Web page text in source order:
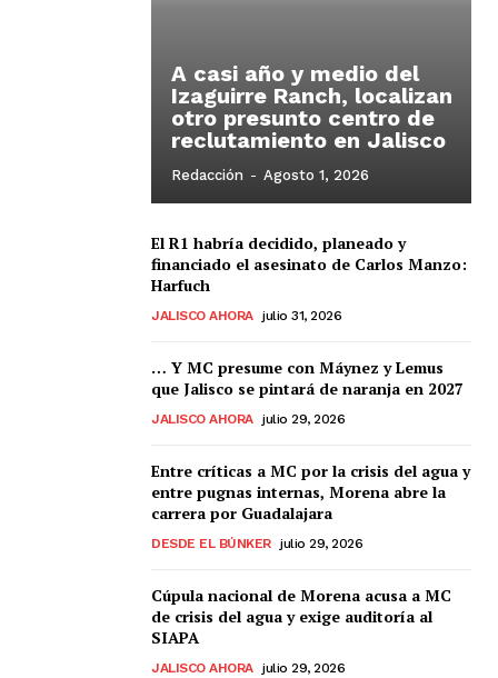
A casi año y medio del
Izaguirre Ranch, localizan
otro presunto centro de
reclutamiento en Jalisco
Redacción - Agosto 1, 2026
El R1 habría decidido, planeado y
financiado el asesinato de Carlos Manzo:
Harfuch
JALISCO AHORA julio 31, 2026
… Y MC presume con Máynez y Lemus
que Jalisco se pintará de naranja en 2027
JALISCO AHORA julio 29, 2026
Entre críticas a MC por la crisis del agua y
entre pugnas internas, Morena abre la
carrera por Guadalajara
DESDE EL BÚNKER julio 29, 2026
Cúpula nacional de Morena acusa a MC
de crisis del agua y exige auditoría al
SIAPA
JALISCO AHORA julio 29, 2026